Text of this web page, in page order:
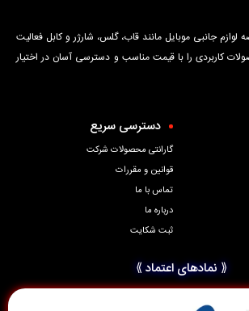
لوازم جانبی موبایل مانند قاب، گلس، شارژر و کابل فعالیت
کاربردی را با قیمت مناسب و دسترسی آسان در اختیار
دسترسی سریع
گارانتی محصولات شرکت
قوانین و مقررات
تماس با ما
درباره ما
ثبت شکایت
⟪ نمادهای اعتماد ⟫